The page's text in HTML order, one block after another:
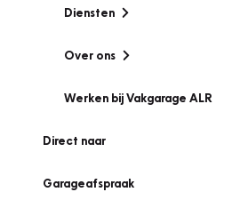
Diensten
Over ons
Werken bij Vakgarage ALR
Direct naar
Garageafspraak